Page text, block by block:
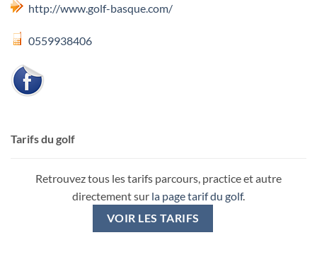
http://www.golf-basque.com/
0559938406
Tarifs du golf
Retrouvez tous les tarifs parcours, practice et autre
directement sur la page tarif du golf.
VOIR LES TARIFS